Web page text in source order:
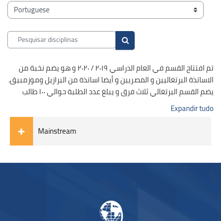
Categorias de disciplinas
Pesquisar disciplinas
Pesquisar disciplinas
تم افتتاح القسم في العام الدراسي ٢٠١٩ / ٢٠٢٠ و هو يضم نخبة من
الاساتذة البرتغاليين و المصريين و أيضا اساتذة من البرازيل وموزمبيق.
يضم القسم البرتغالي ثلاث فرق و يبلغ عدد الطلبة حوالي ١٠٠ طالب
Expandir tudo
Mainstream
Blocos